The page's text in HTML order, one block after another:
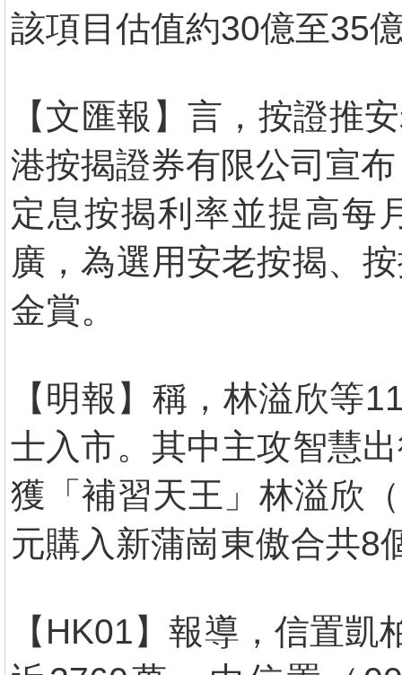
該項目估值約30億至35
【文匯報】言，按證推
港按揭證券有限公司宣
定息按揭利率並提高每
廣，為選用安老按揭、
金賞。
【明報】稱，林溢欣等
士入市。其中主攻智慧
獲「補習天王」林溢欣
元購入新蒲崗東傲合共8
【HK01】報導，信置